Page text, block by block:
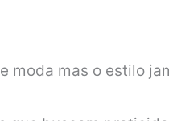
moda mas o estilo